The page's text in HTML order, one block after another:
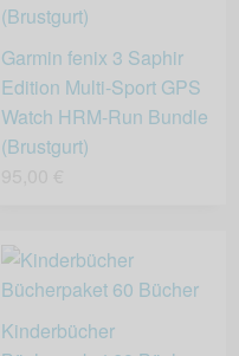
Garmin fenix 3 Saphir
Edition Multi-Sport GPS
Watch HRM-Run Bundle
(Brustgurt)
Kinderbücher